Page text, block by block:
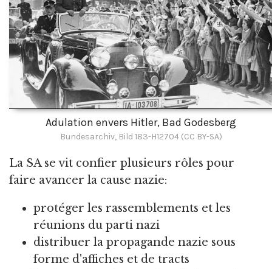
Adulation envers Hitler, Bad Godesberg
Bundesarchiv, Bild 183-H12704 (CC BY-SA)
La SA se vit confier plusieurs rôles pour
faire avancer la cause nazie:
protéger les rassemblements et les
réunions du parti nazi
distribuer la propagande nazie sous
forme d'affiches et de tracts